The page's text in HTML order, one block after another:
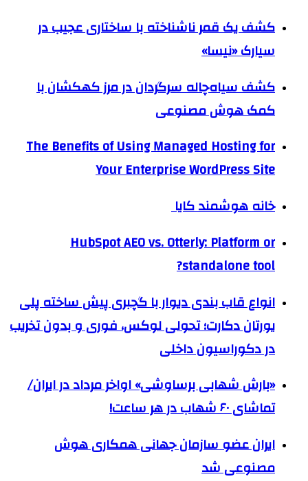
کشف یک قمر ناشناخته با ساختاری عجیب در
سیارک «نیسا»
کشف سیاه‌چاله سرگردان در مرز کهکشان با
کمک هوش مصنوعی
The Benefits of Using Managed Hosting for
Your Enterprise WordPress Site
خانه هوشمند کایا
HubSpot AEO vs. Otterly: Platform or
standalone tool?
انواع قاب بندی دیوار با گچبری پیش ساخته پلی
یورتان دکارت؛ تحولی لوکس، فوری و بدون تخریب
در دکوراسیون داخلی
«بارش شهابی برساوشی» اواخر مرداد در ایران/
تماشای ۶۰ شهاب در هر ساعت!
ایران عضو سازمان جهانی همکاری هوش
مصنوعی شد